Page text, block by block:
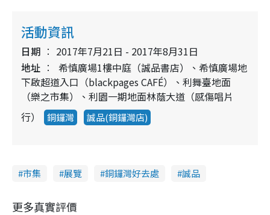
活動資訊
日期
2017年7月21日 - 2017年8月31日
地址
希慎廣場1樓中庭（誠品書店）、希慎廣場地
下啟超道入口（blackpages CAFÉ）、利舞臺地面
（樂之市集）、利園一期地面林蔭大道（感傷唱片
行）
銅鑼灣 誠品(銅鑼灣店)
市集 展覽 銅鑼灣好去處 誠品
更多真實評價